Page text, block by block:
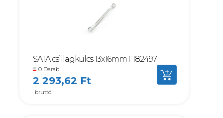
SATA csillagkulcs 13x16mm F182497
0 Darab
2 293,62 Ft
bruttó